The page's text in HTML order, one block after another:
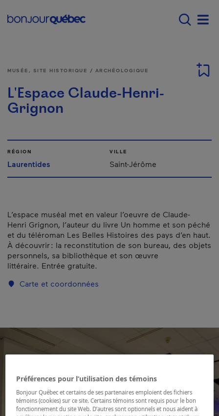
Main navigation -
MUSÉE, SITE HISTORIQUE / ARCHÉOLOGIQUE
L'Espace Claude-Henri-
Grignon
RÉGION
Laurentides
VILLE
Saint-Jérôme
L’espace muséal met en valeur l’oeuvre de Claude-
Henri Grignon, l’auteur du livre Un homme et son péché
et du téléroman Les Belles Histoires des pays d’en haut.
À découvrir : la reconstitution de son bureau, des objets
personnels, sa bibliothèque et son œuvre
littéraire. Entrée gratuite.
Carte et coordonnées
Préférences pour l’utilisation des témoins
Bonjour Québec et certains de ses partenaires emploient des fichiers
témoins (cookies) sur ce site. Certains témoins sont requis pour le bon
fonctionnement du site Web. D’autres sont optionnels et nous aident à